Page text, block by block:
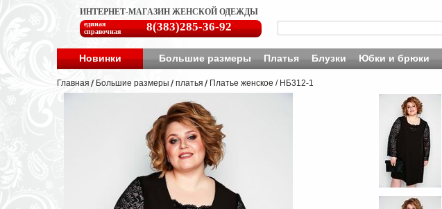
ИНТЕРНЕТ-МАГАЗИН ЖЕНСКОЙ ОДЕЖДЫ
единая
справочная
8(383)285-36-92
Новинки Большие размеры Платья Блузки Юбки и брюки
Главная Большие размеры платья Платье женское / НБ312-1